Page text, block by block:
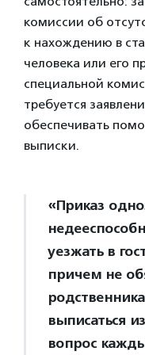
комиссии об
к нахождению в
человека или его
специальной
требуется
обеспечивать
выписки.
«Приказ
уезжать в
причем не
выписаться
вопрос